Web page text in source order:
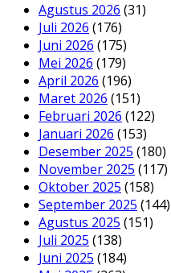
Agustus 2026 (31)
Juli 2026 (176)
Juni 2026 (175)
Mei 2026 (179)
April 2026 (196)
Maret 2026 (151)
Februari 2026 (122)
Januari 2026 (153)
Desember 2025 (180)
November 2025 (117)
Oktober 2025 (158)
September 2025 (144)
Agustus 2025 (151)
Juli 2025 (138)
Juni 2025 (184)